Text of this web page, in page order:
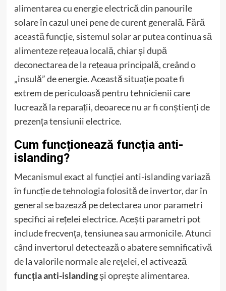
alimentarea cu energie electrică din panourile
solare în cazul unei pene de curent generală. Fără
această funcție, sistemul solar ar putea continua să
alimenteze rețeaua locală, chiar și după
deconectarea de la rețeaua principală, creând o
„insulă” de energie. Această situație poate fi
extrem de periculoasă pentru tehnicienii care
lucrează la reparații, deoarece nu ar fi conștienți de
prezența tensiunii electrice.
Cum funcționează funcția anti-
islanding?
Mecanismul exact al funcției anti-islanding variază
în funcție de tehnologia folosită de invertor, dar în
general se bazează pe detectarea unor parametri
specifici ai rețelei electrice. Acești parametri pot
include frecvența, tensiunea sau armonicile. Atunci
când invertorul detectează o abatere semnificativă
de la valorile normale ale rețelei, el activează
funcția anti-islandingși oprește alimentarea.